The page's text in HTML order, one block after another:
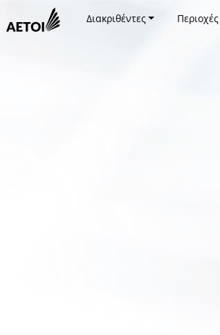
Διακριθέντες Περιοχές